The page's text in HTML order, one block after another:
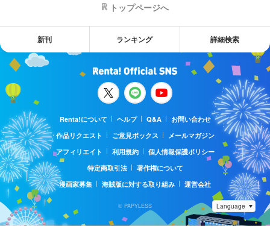
トップページへ
新刊 ランキング 詳細検索
Renta!について ヘルプ Q&A
お問い合わせ
作品リクエスト
ご意見ボックス
メールマガジン
アフィリエイト
利用規約
個人情報保護ポリシー
特定商取引法
著作権について
漫画家募集
海賊版に対する取り組み 運営会社
© PAPYLESS